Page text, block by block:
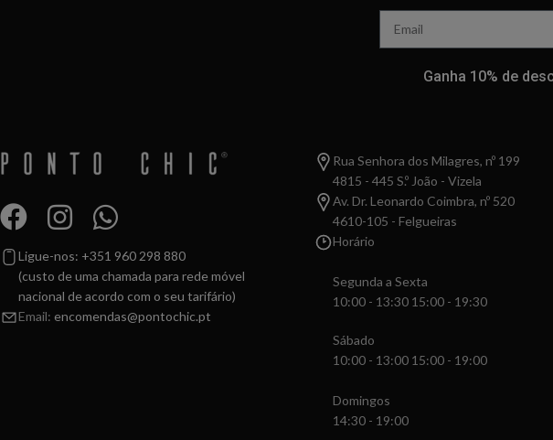
Ganha 10% de
Ligue-nos: +351 960 298 880
(custo de uma chamada para rede móvel
nacional de acordo com o seu tarifário)
Email: encomendas@pontochic.pt
Rua Senhora dos Milagres, nº 199
4815 - 445 S.º João - Vizela
Av. Dr. Leonardo Coimbra, nº 520
4610-105 - Felgueiras
Horário
Segunda a Sexta
10:00 - 13:30 15:00 - 19:30
Sábado
10:00 - 13:00 15:00 - 19:00
Domingos
14:30 - 19:00